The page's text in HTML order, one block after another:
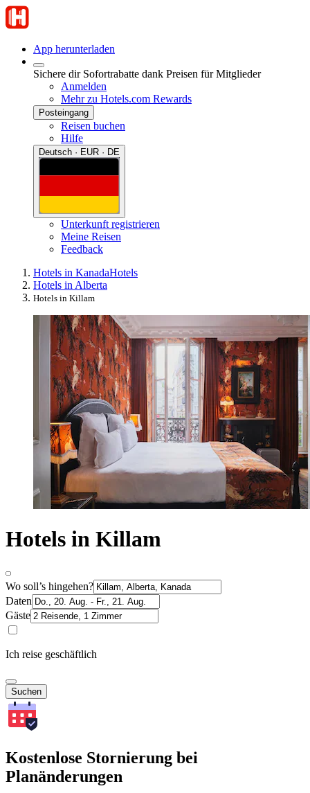
App herunterladen
Sichere dir Sofortrabatte dank Preisen für Mitglieder
Anmelden
Mehr zu Hotels.com Rewards
Posteingang
Reisen buchen
Hilfe
Deutsch · EUR · DE
Unterkunft registrieren
Meine Reisen
Feedback
Hotels in KanadaHotels
Hotels in Alberta
Hotels in Killam
Hotels in Killam
Wo soll’s hingehen?
Daten
Gäste
Ich reise geschäftlich
Suchen
Kostenlose Stornierung bei
Planänderungen